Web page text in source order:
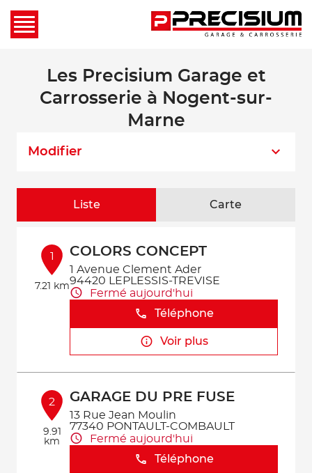
Les Precisium Garage et
Carrosserie à Nogent-sur-
Marne
Modifier
Liste Carte
1
7.21 km
COLORS CONCEPT
1 Avenue Clement Ader
94420 LEPLESSIS-TREVISE
Fermé aujourd'hui
Téléphone
Voir plus
2
9.91
km
GARAGE DU PRE FUSE
13 Rue Jean Moulin
77340 PONTAULT-COMBAULT
Fermé aujourd'hui
Téléphone